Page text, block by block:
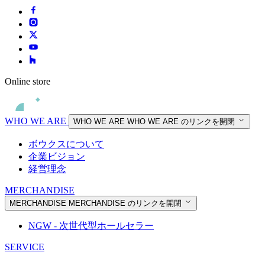
Online store
WHO WE ARE WHO WE ARE WHO WE ARE のリンクを開閉
ボウクスについて
企業ビジョン
経営理念
MERCHANDISE
MERCHANDISE MERCHANDISE のリンクを開閉
NGW - 次世代型ホールセラー
SERVICE